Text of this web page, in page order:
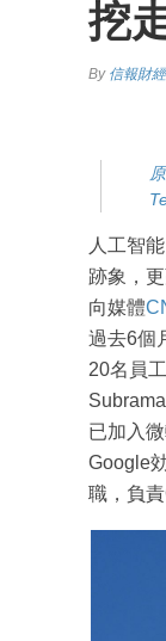
挖
By 信報財
人工智
跡象，
向媒體
過去6個
20名員
已加入
Google
職，負